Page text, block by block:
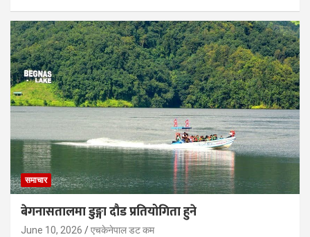
समाचार
बेगनासतालमा डुङ्गा दौड प्रतियोगिता हुने
June 10, 2026 एचकेनेपाल डट कम